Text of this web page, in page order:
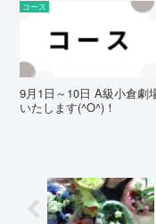
コース
9月1日～10日 A級小倉劇
いたします(^O^)！